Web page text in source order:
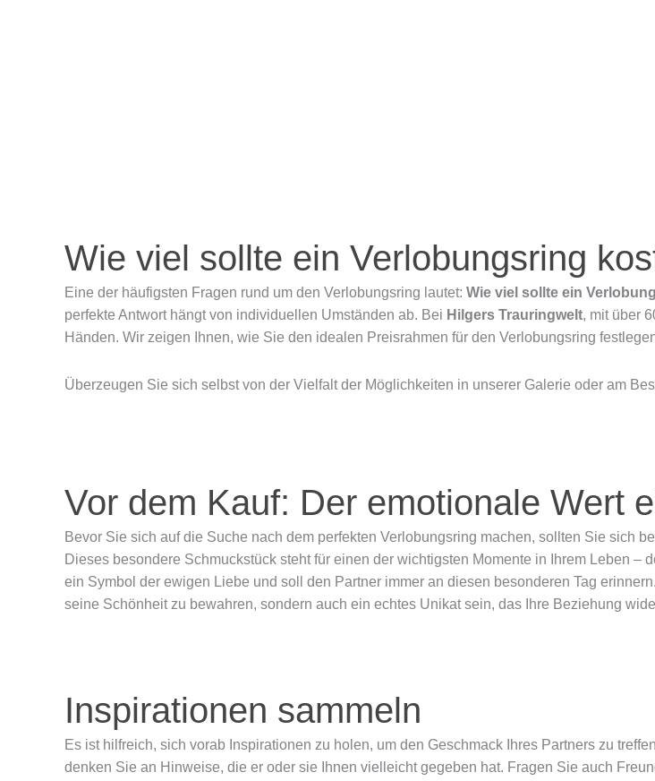
Wie viel sollte ein Verlobungsring
Eine der häufigsten Fragen rund um den Verlobungsring lautet: Wie viel sollte ein
perfekte Antwort hängt von individuellen Umständen ab. Bei Hilgers Trauringwelt, mit über
Händen. Wir zeigen Ihnen, wie Sie den idealen Preisrahmen für den Verlobungsring
Überzeugen Sie sich selbst von der Vielfalt der Möglichkeiten in unserer Galerie oder am
Vor dem Kauf: Der emotionale Wert
Bevor Sie sich auf die Suche nach dem perfekten Verlobungsring machen, sollten Sie sich
Dieses besondere Schmuckstück steht für einen der wichtigsten Momente in Ihrem Leben
ein Symbol der ewigen Liebe und soll den Partner immer an diesen besonderen Tag
seine Schönheit zu bewahren, sondern auch ein echtes Unikat sein, das Ihre Beziehung
Inspirationen sammeln
Es ist hilfreich, sich vorab Inspirationen zu holen, um den Geschmack Ihres Partners zu
denken Sie an Hinweise, die er oder sie Ihnen vielleicht gegeben hat. Fragen Sie auch